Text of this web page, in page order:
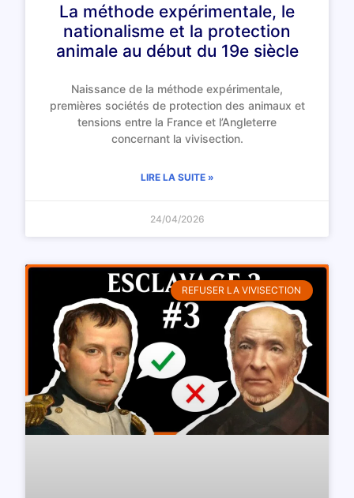
La méthode expérimentale, le
nationalisme et la protection
animale au début du 19e siècle
Naissance de la méthode expérimentale,
premières sociétés de protection des animaux et
tensions entre la France et l’Angleterre
concernant la vivisection.
LIRE LA SUITE »
24/04/2026
REFUSER LA VIVISECTION